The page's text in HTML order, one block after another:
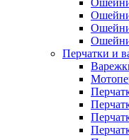
Перчатки и